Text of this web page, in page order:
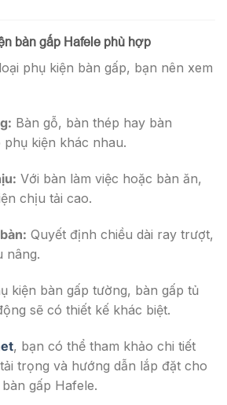
bàn gấp Hafele phù hợp
phụ kiện bàn gấp, bạn nên xem
Bàn gỗ, bàn thép hay bàn
kiện khác nhau.
Với bàn làm việc hoặc bàn ăn,
chịu tải cao.
Quyết định chiều dài ray trượt,
nâng.
kiện bàn gấp tường, bàn gấp tủ
sẽ có thiết kế khác biệt.
, bạn có thể tham khảo chi tiết
trọng và hướng dẫn lắp đặt cho
gấp Hafele.